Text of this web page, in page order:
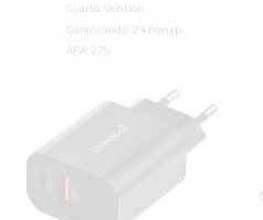
Gyártó:Vention
Garanciaidő: 24 hónap
ÁFA: 27%
3 890Ft